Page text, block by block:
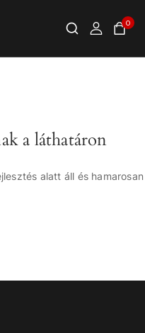
0
a láthatáron
alatt áll és hamarosan